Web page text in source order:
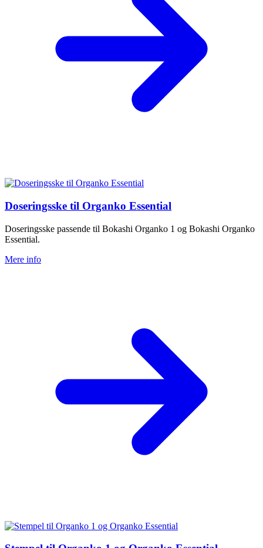
Doseringsske til Organko Essential
Doseringsske passende til Bokashi Organko 1 og Bokashi Organko
Essential.
Mere info